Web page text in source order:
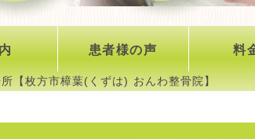
患者様の声 料
【枚方市樟葉(くずは) おんわ整骨院】